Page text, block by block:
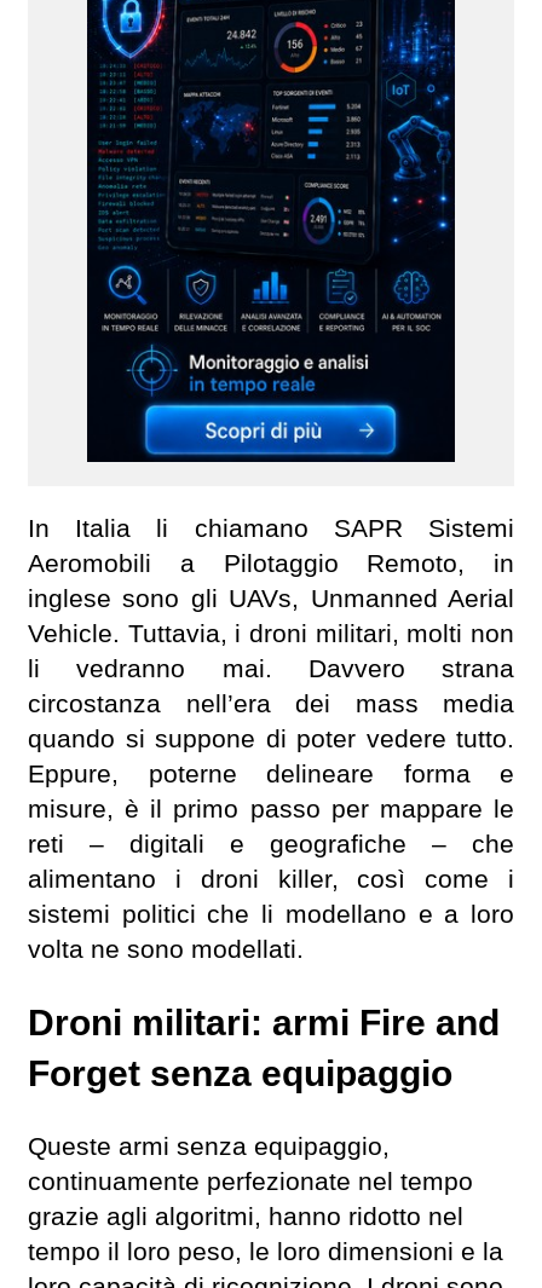
In Italia li chiamano SAPR Sistemi
Aeromobili a Pilotaggio Remoto, in
inglese sono gli UAVs, Unmanned Aerial
Vehicle. Tuttavia, i droni militari, molti non
li vedranno mai. Davvero strana
circostanza nell’era dei mass media
quando si suppone di poter vedere tutto.
Eppure, poterne delineare forma e
misure, è il primo passo per mappare le
reti – digitali e geografiche – che
alimentano i droni killer, così come i
sistemi politici che li modellano e a loro
volta ne sono modellati.
Droni militari: armi Fire and
Forget senza equipaggio
Queste armi senza equipaggio,
continuamente perfezionate nel tempo
grazie agli algoritmi, hanno ridotto nel
tempo il loro peso, le loro dimensioni e la